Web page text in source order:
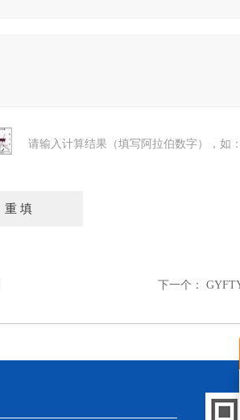
请输入计算结果（填写阿拉伯数字），如
下一个：